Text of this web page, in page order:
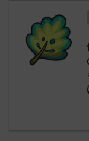
リージョ
ただダグト
れたウミト
た！ (ﾜｯﾁ
ッグ
無し
決め